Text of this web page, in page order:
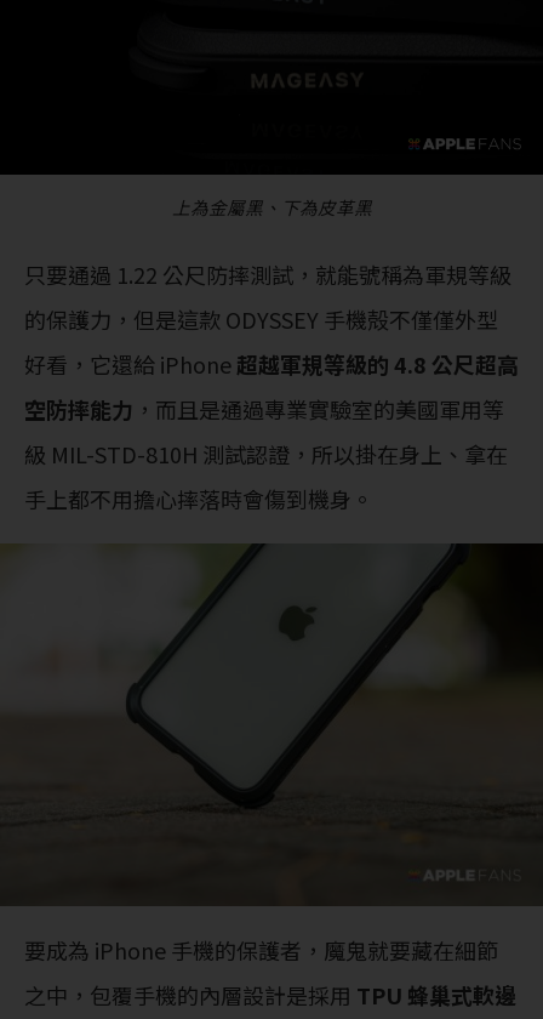
上為金屬黑、下為皮革黑
只要通過 1.22 公尺防摔測試，就能號稱為軍規等級
的保護力，但是這款 ODYSSEY 手機殻不僅僅外型
好看，它還給 iPhone超越軍規等級的 4.8 公尺超高
空防摔能力 ，而且是通過專業實驗室的美國軍用等
級 MIL-STD-810H 測試認證，所以掛在身上、拿在
手上都不用擔心摔落時會傷到機身。
要成為 iPhone 手機的保護者，魔鬼就要藏在細節
之中，包覆手機的內層設計是採用 TPU 蜂巢式軟邊